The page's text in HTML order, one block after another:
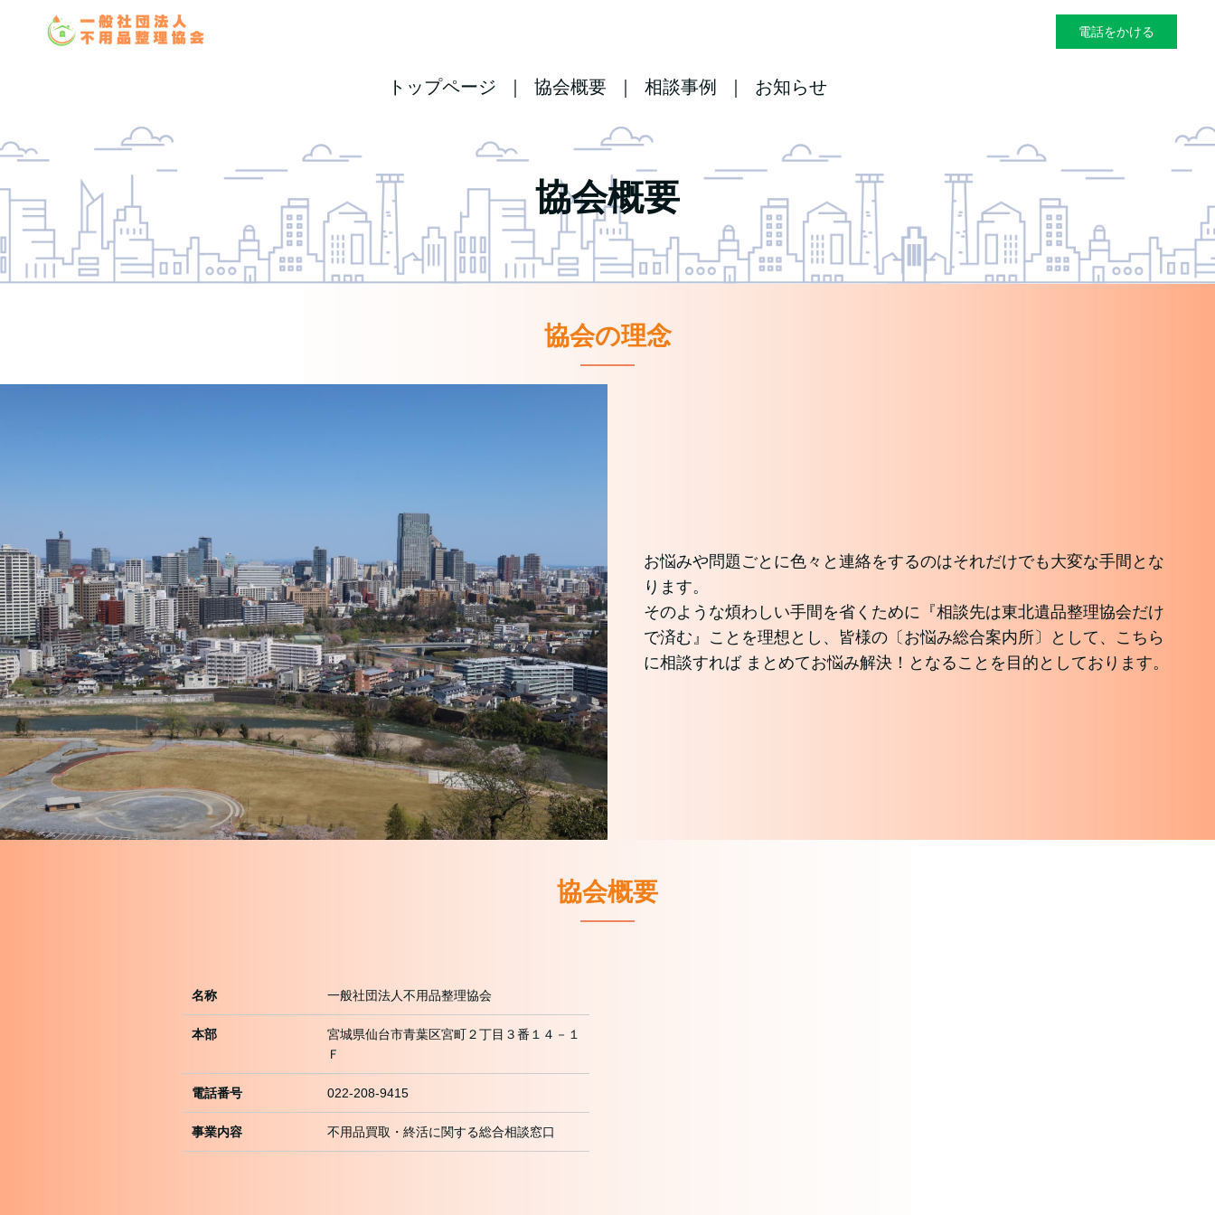
電話をかける
トップページ 協会概要 相談事例 お知らせ
協会概要
協会の理念
お悩みや問題ごとに色々と連絡をするのはそれだけでも大変な手間とな
ります。
そのような煩わしい手間を省くために『相談先は東北遺品整理協会だけ
で済む』ことを理想とし、皆様の〔お悩み総合案内所〕として、こちら
に相談すれば まとめてお悩み解決！となることを目的としております。
協会概要
名称 一般社団法人不用品整理協会
本部
宮城県仙台市青葉区宮町２丁目３番１４－１
Ｆ
電話番号 022-208-9415
事業内容 不用品買取・終活に関する総合相談窓口